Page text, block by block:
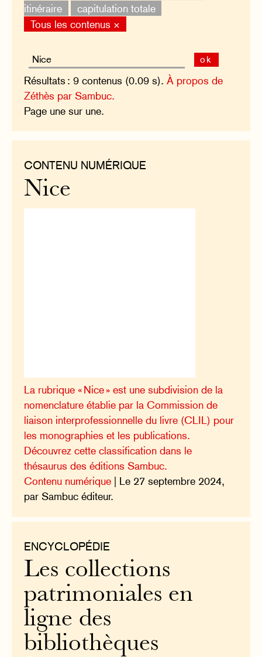
itinéraire
capitulation totale
Tous les contenus ×
ok
Résultats : 9 contenus (0.09 s).À propos de
Zéthès par Sambuc.
Page une sur une.
CONTENU NUMÉRIQUE
Nice
La rubrique « Nice » est une subdivision de la
nomenclature établie par la Commission de
liaison interprofessionnelle du livre (CLIL) pour
les monographies et les publications.
Découvrez cette classification dans le
thésaurus des éditions Sambuc.
Contenu numérique | Le 27 septembre 2024,
par Sambuc éditeur.
ENCYCLOPÉDIE
Les collections
patrimoniales en
ligne des
bibliothèques